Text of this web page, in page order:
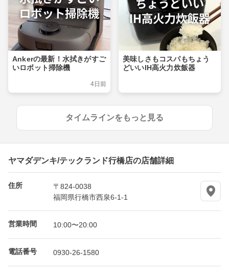
Ankerの最新！水拭きがすご
いロボット掃除機
4日前
美味しさもコスパもちょう
どいいIH高火力炊飯器
タイムラインをもっと見る
ヤマダデンキ/テックランド行橋店の店舗詳細
住所
〒824-0038
福岡県行橋市西泉6-1-1
営業時間 10:00〜20:00
電話番号 0930-26-1580